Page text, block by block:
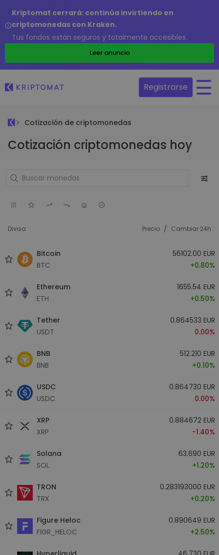
Kriptomat cerrará: continúa invirtiendo en
criptomonedas con Kraken.
Tus fondos están seguros y totalmente accesibles.
Leer anuncio
Registrarse
Cotización de criptomonedas
Cotización criptomonedas hoy
Divisa Precio / Cambiar 24h
Bitcoin
BTC
56102.00 EUR
+0.80%
Ethereum
ETH
1655.54 EUR
+0.50%
Tether
USDT
0.864533 EUR
0.00%
BNB
BNB
512.210 EUR
+0.10%
USDC
USDC
0.864730 EUR
0.00%
XRP
XRP
0.884672 EUR
-1.40%
Solana
SOL
63.690 EUR
+1.20%
TRON
TRX
0.283193000 EUR
+0.20%
Figure Heloc
FIGR_HELOC
0.890649 EUR
+2.50%